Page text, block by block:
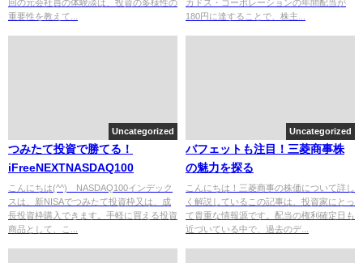
回の元会社員の体験談は、投資の多様性の
重要性を教えて...
カドス・コーポレーションの年間配当が
180円に達することで、株主...
Uncategorized
つみたて投資で勝てる！
iFreeNEXTNASDAQ100
こんにちは(^^) NASDAQ100インデック
スは、新NISAでつみたて投資枠又は、成
長投資枠購入できます。手軽に買える投資
商品として、こ...
Uncategorized
バフェットも注目！三菱商事株
の魅力を探る
こんにちは！三菱商事の株価について詳し
く解説しているこの記事は、投資家にとっ
て貴重な情報源です。配当の権利確定日も
近づいている中で、過去のデ...